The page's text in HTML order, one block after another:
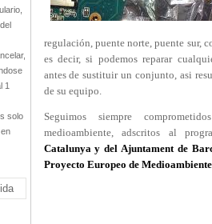
1
solo
regulación, puente norte, puente sur,
es decir, si podemos reparar
antes de sustituir un conjunto, asi
de su equipo.
Seguimos siempre
medioambiente, adscritos al
Catalunya y del Ajuntament de
Proyecto Europeo de